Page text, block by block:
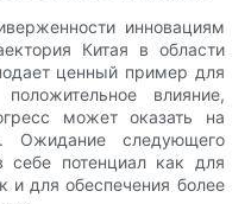
инновациям
Китая в области
ценный пример для
влияние,
может оказать на
Ожидание следующего
себе потенциал как для
и для обеспечения более